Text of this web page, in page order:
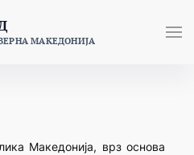
МАКЕДОНИЈА
Македонија, врз основа